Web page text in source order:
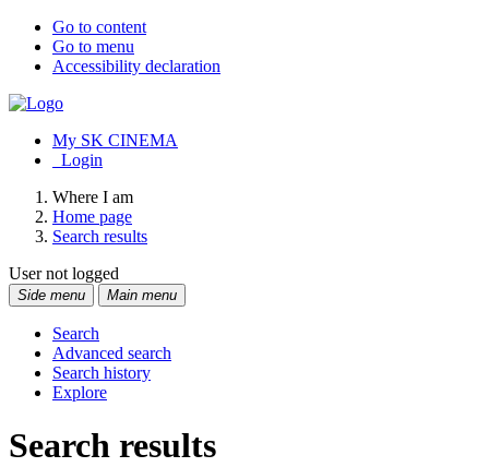
Go to content
Go to menu
Accessibility declaration
My SK CINEMA
Login
Where I am
Home page
Search results
User not logged
Side menu Main menu
Search
Advanced search
Search history
Explore
Search results